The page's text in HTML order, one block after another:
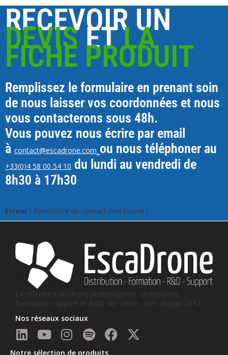
RECEVOIR UN
DEVISETLA
FICHE PRODUIT
Remplissez le formulaire en prenant soin
de nous laisser vos coordonnées et nous
vous contacterons sous 48h.
Vous pouvez nous écrire par email
à contact@escadrone.com ou nous téléphoner au
+33(0)4 58 00 54 10 du lundi au vendredi de
8h30 à 17h30
Erreur : Formulaire de contact non trouvé !
La référence du drone professionnel : distribution,
formation, support et R&D. Air · terre · mer, depuis 2014.
Nos réseaux sociaux
Notre sélection de produits